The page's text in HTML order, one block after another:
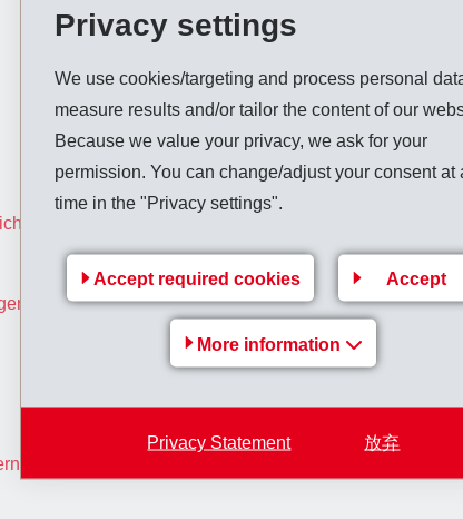
Privacy settings
We use cookies/targeting and process personal
measure results and/or tailor the content of our
Because we value your privacy, we ask for your
permission. You can change/adjust your consent at
time in the "Privacy settings".
Accept required cookies Accept
More information
Privacy Statement 放弃
, Schubmaststapler), Erstausbildung für Teilnehmer
, Schubmaststapler), Ausbildung gemäss
oder ausländischer Ausbildung Kategorien R1 + R2